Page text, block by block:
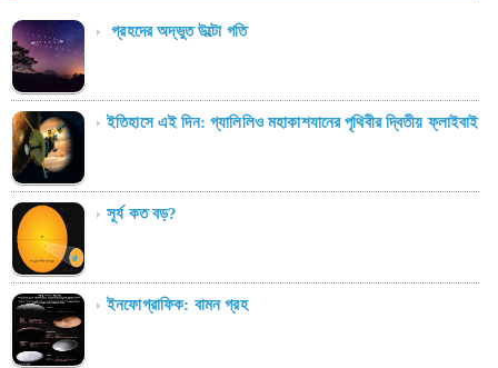
গ্রহদের অদ্ভুত উল্টো গতি
ইতিহাসে এই দিন: গ্যালিলিও মহাকাশযানের পৃথিবীর দ্বিতীয় ফ্লাইবাই
সূর্য কত বড়?
ইনফোগ্রাফিক: বামন গ্রহ